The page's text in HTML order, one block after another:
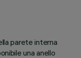
parete interna
una anello